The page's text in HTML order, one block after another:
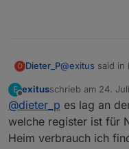
> DeviceID
Die IP-Adresse
D Dieter_P@exitus said in
das steht in
On error:
{"errno":-
hiernach
Adapter zu
E
Offline
exitusschrieb am 24.
zuletzt editiert von
@dieter_p es lag an
welche register ist für
Heim verbrauch ich